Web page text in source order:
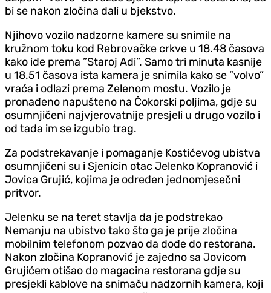
bi se nakon zločina dali u bjekstvo.
Njihovo vozilo nadzorne kamere su snimile na
kružnom toku kod Rebrovačke crkve u 18.48 časova
kako ide prema ”Staroj Adi”. Samo tri minuta kasnije
u 18.51 časova ista kamera je snimila kako se ”volvo”
vraća i odlazi prema Zelenom mostu. Vozilo je
pronađeno napušteno na Čokorski poljima, gdje su
osumnjičeni najvjerovatnije presjeli u drugo vozilo i
od tada im se izgubio trag.
Za podstrekavanje i pomaganje Kostićevog ubistva
osumnjičeni su i Sjenicin otac Jelenko Kopranović i
Jovica Grujić, kojima je određen jednomjesečni
pritvor.
Jelenku se na teret stavlja da je podstrekao
Nemanju na ubistvo tako što ga je prije zločina
mobilnim telefonom pozvao da dođe do restorana.
Nakon zločina Kopranović je zajedno sa Jovicom
Grujićem otišao do magacina restorana gdje su
presjekli kablove na snimaču nadzornih kamera, koji